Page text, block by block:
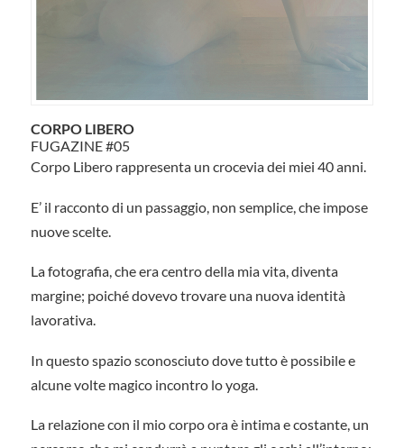
CORPO LIBERO
FUGAZINE #05
Corpo Libero rappresenta un crocevia dei miei 40 anni.
E’ il racconto di un passaggio, non semplice, che impose
nuove scelte.
La fotografia, che era centro della mia vita, diventa
margine; poiché dovevo trovare una nuova identità
lavorativa.
In questo spazio sconosciuto dove tutto è possibile e
alcune volte magico incontro lo yoga.
La relazione con il mio corpo ora è intima e costante, un